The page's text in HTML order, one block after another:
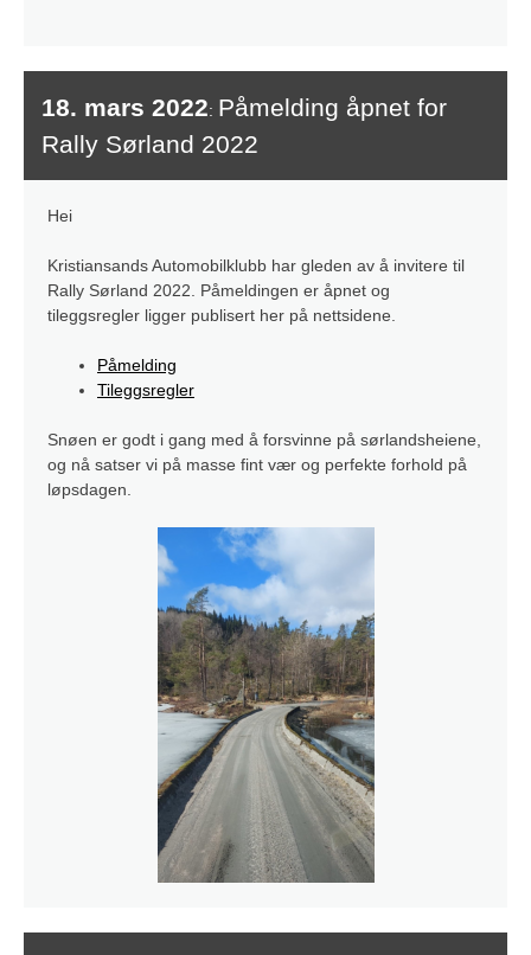
18. mars 2022: Påmelding åpnet for
Rally Sørland 2022
Hei
Kristiansands Automobilklubb har gleden av å invitere til
Rally Sørland 2022. Påmeldingen er åpnet og
tileggsregler ligger publisert her på nettsidene.
Påmelding
Tileggsregler
Snøen er godt i gang med å forsvinne på sørlandsheiene,
og nå satser vi på masse fint vær og perfekte forhold på
løpsdagen.